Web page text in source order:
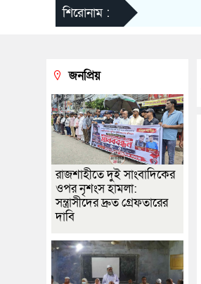
শিরোনাম :
জনপ্রিয়
রাজশাহীতে দুই সাংবাদিকের
ওপর নৃশংস হামলা:
সন্ত্রাসীদের দ্রুত গ্রেফতারের
দাবি